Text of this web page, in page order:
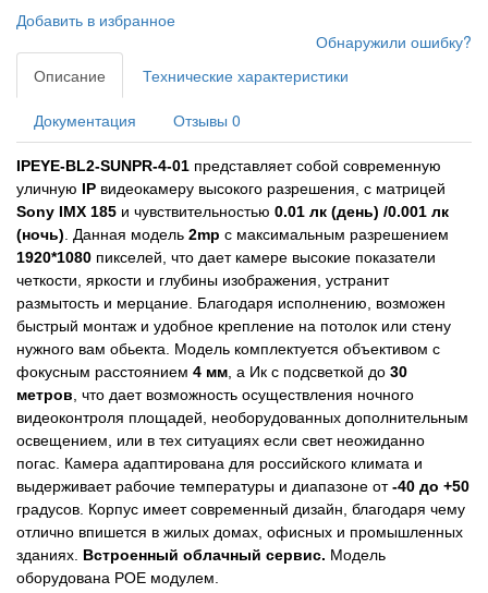
Добавить в избранное
Обнаружили ошибку?
Описание
Технические характеристики
Документация Отзывы 0
IPEYE-BL2-SUNPR-4-01 представляет собой современную
уличную IP видеокамеру высокого разрешения, с матрицей
Sony IMX 185 и чувствительностью 0.01 лк (день) /0.001 лк
(ночь). Данная модель 2mp с максимальным разрешением
1920*1080 пикселей, что дает камере высокие показатели
четкости, яркости и глубины изображения, устранит
размытость и мерцание. Благодаря исполнению, возможен
быстрый монтаж и удобное крепление на потолок или стену
нужного вам обьекта. Модель комплектуется объективом с
фокусным расстоянием 4 мм, а Ик с подсветкой до 30
метров, что дает возможность осуществления ночного
видеоконтроля площадей, необорудованных дополнительным
освещением, или в тех ситуациях если свет неожиданно
погас. Камера адаптирована для российского климата и
выдерживает рабочие температуры и диапазоне от-40 до +50
градусов. Корпус имеет современный дизайн, благодаря чему
отлично впишется в жилых домах, офисных и промышленных
зданиях. Встроенный облачный сервис. Модель
оборудована POE модулем.